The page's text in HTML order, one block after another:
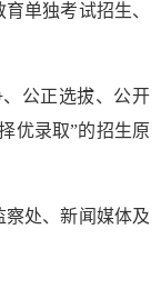
单独考试招生、
公正选拔、公开
优录取”的招生原
处、新闻媒体及